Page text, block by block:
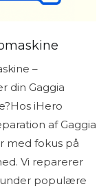
–
din Gaggia
iHero
af Gaggia
med fokus på
Vi reparerer
populære